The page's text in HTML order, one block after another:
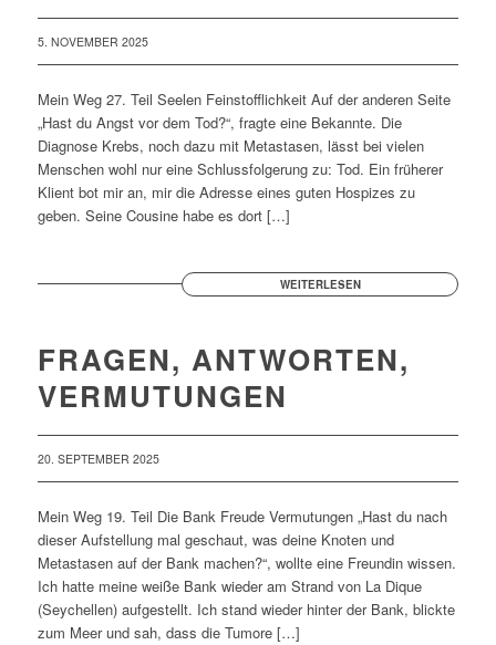
5. NOVEMBER 2025
Mein Weg 27. Teil Seelen Feinstofflichkeit Auf der anderen Seite
„Hast du Angst vor dem Tod?“, fragte eine Bekannte. Die
Diagnose Krebs, noch dazu mit Metastasen, lässt bei vielen
Menschen wohl nur eine Schlussfolgerung zu: Tod. Ein früherer
Klient bot mir an, mir die Adresse eines guten Hospizes zu
geben. Seine Cousine habe es dort […]
WEITERLESEN
FRAGEN, ANTWORTEN,
VERMUTUNGEN
20. SEPTEMBER 2025
Mein Weg 19. Teil Die Bank Freude Vermutungen „Hast du nach
dieser Aufstellung mal geschaut, was deine Knoten und
Metastasen auf der Bank machen?“, wollte eine Freundin wissen.
Ich hatte meine weiße Bank wieder am Strand von La Dique
(Seychellen) aufgestellt. Ich stand wieder hinter der Bank, blickte
zum Meer und sah, dass die Tumore […]